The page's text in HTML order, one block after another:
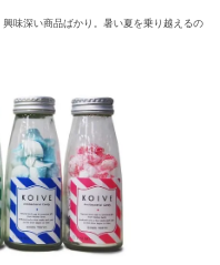
味深い商品ばかり。暑い夏を乗り越えるの